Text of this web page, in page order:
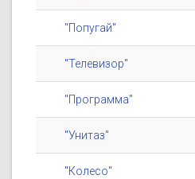
"Попугай"
"Телевизор"
"Программа"
"Унитаз"
"Колесо"